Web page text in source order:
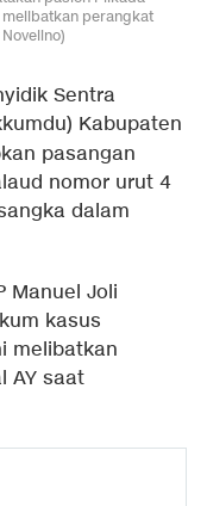
melibatkan perangkat
Sentra
Kabupaten
pasangan
nomor urut 4
dalam
Manuel Joli
kasus
melibatkan
AY saat